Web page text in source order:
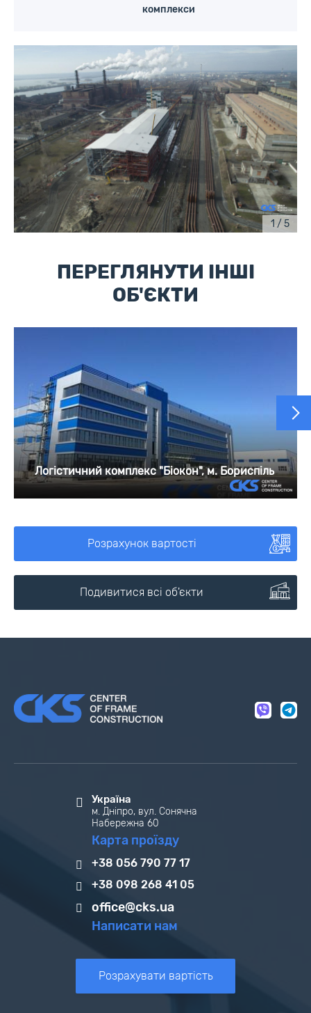
комплекси
1 / 5
ПЕРЕГЛЯНУТИ ІНШІ
ОБ'ЄКТИ
Логістичний комплекс "Біокон", м. Бориспіль
Розрахунок вартості
Подивитися всі об'єкти
Україна
м. Дніпро, вул. Сонячна
Набережна 60
Карта проїзду
+38 056 790 77 17
+38 098 268 41 05
office@cks.ua
Написати нам
Розрахувати вартість